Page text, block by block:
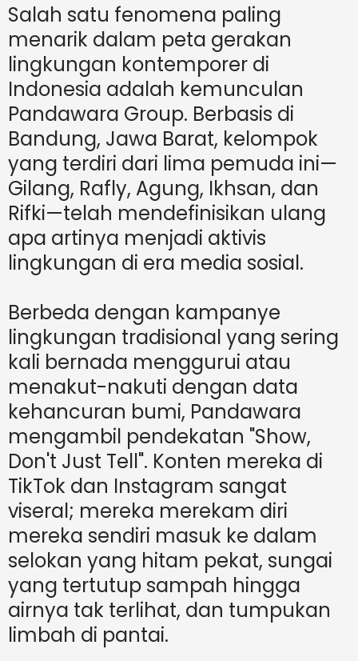
Salah satu fenomena paling
menarik dalam peta gerakan
lingkungan kontemporer di
Indonesia adalah kemunculan
Pandawara Group. Berbasis di
Bandung, Jawa Barat, kelompok
yang terdiri dari lima pemuda ini—
Gilang, Rafly, Agung, Ikhsan, dan
Rifki—telah mendefinisikan ulang
apa artinya menjadi aktivis
lingkungan di era media sosial.
Berbeda dengan kampanye
lingkungan tradisional yang sering
kali bernada menggurui atau
menakut-nakuti dengan data
kehancuran bumi, Pandawara
mengambil pendekatan "Show,
Don't Just Tell". Konten mereka di
TikTok dan Instagram sangat
viseral; mereka merekam diri
mereka sendiri masuk ke dalam
selokan yang hitam pekat, sungai
yang tertutup sampah hingga
airnya tak terlihat, dan tumpukan
limbah di pantai.